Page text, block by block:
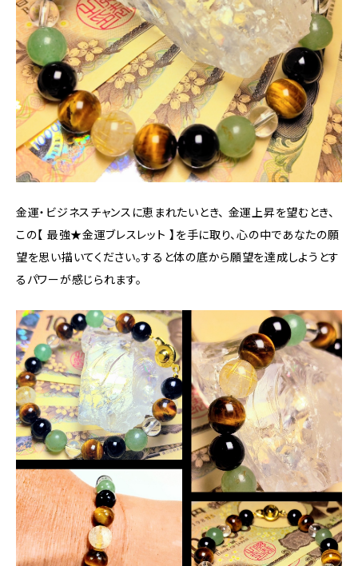
金運・ビジネスチャンスに恵まれたいとき、 金運上昇を望むとき、
この【 最強★金運ブレスレット 】を手に取り、心の中であなたの願
望を思い描いてください。すると体の底から願望を達成しようとす
るパワーが感じられます。